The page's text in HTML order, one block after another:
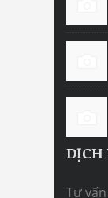
DỊCH
Tư